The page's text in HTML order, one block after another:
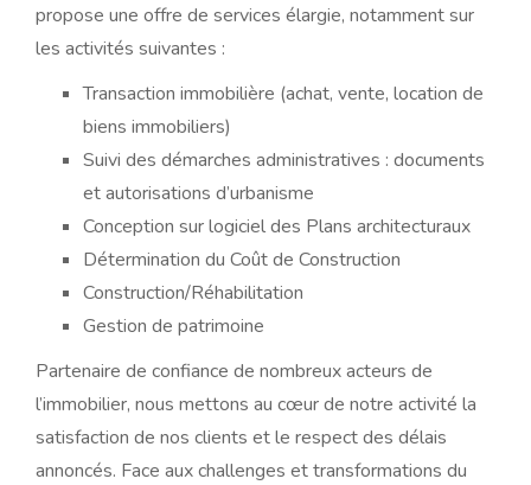
propose une offre de services élargie, notamment sur
les activités suivantes :
Transaction immobilière (achat, vente, location de
biens immobiliers)
Suivi des démarches administratives : documents
et autorisations d’urbanisme
Conception sur logiciel des Plans architecturaux
Détermination du Coût de Construction
Construction/Réhabilitation
Gestion de patrimoine
Partenaire de confiance de nombreux acteurs de
l’immobilier, nous mettons au cœur de notre activité la
satisfaction de nos clients et le respect des délais
annoncés. Face aux challenges et transformations du